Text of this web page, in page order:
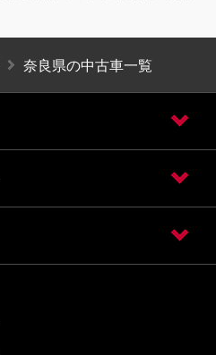
奈良県の中古車一覧